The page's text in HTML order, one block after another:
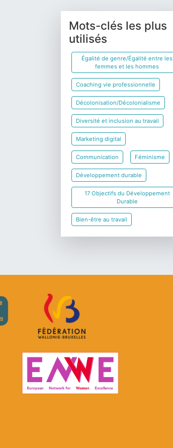
Mots-clés les plus
utilisés
Égalité de genre/Égalité entre les
femmes et les hommes
Coaching vie professionnelle
Décolonisation/Décolonialisme
Diversité et inclusion au travail
Marketing digital
Communication Féminisme
Développement durable
17 Objectifs du Développement
Durable
Bien-être au travail